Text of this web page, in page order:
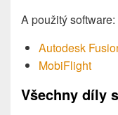
A použitý software:
Autodesk
MobiFlight
Všechny díly